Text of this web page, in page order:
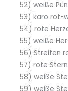
52) weiße
53) karo rot-
54) rote
55) weiße
56) Streifen
57) rote
58) weiße
59) weiße